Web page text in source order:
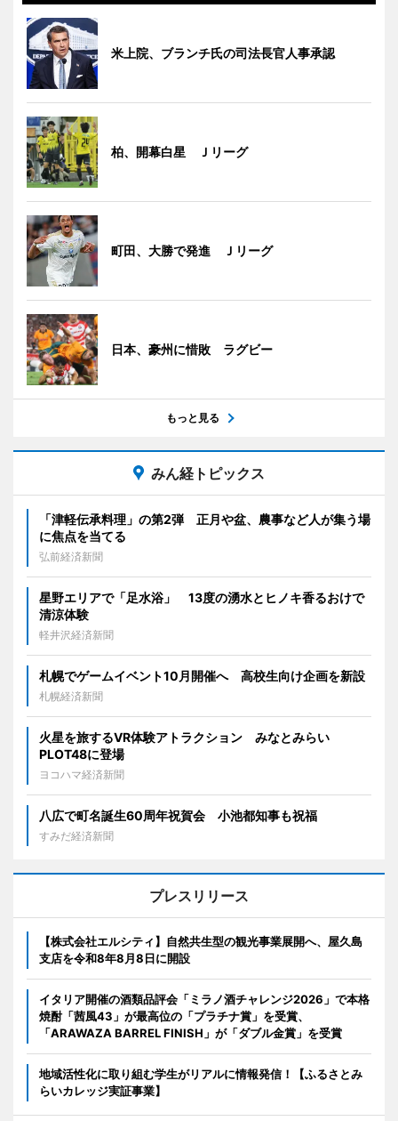
米上院、ブランチ氏の司法長官人事承認
柏、開幕白星 Ｊリーグ
町田、大勝で発進 Ｊリーグ
日本、豪州に惜敗 ラグビー
もっと見る
みん経トピックス
「津軽伝承料理」の第2弾 正月や盆、農事など人が集う場
に焦点を当てる
弘前経済新聞
星野エリアで「足水浴」 13度の湧水とヒノキ香るおけで
清涼体験
軽井沢経済新聞
札幌でゲームイベント10月開催へ 高校生向け企画を新設
札幌経済新聞
火星を旅するVR体験アトラクション みなとみらい
PLOT48に登場
ヨコハマ経済新聞
八広で町名誕生60周年祝賀会 小池都知事も祝福
すみだ経済新聞
プレスリリース
【株式会社エルシティ】自然共生型の観光事業展開へ、屋久島
支店を令和8年8月8日に開設
イタリア開催の酒類品評会「ミラノ酒チャレンジ2026」で本格
焼酎「茜風43」が最高位の「プラチナ賞」を受賞、
「ARAWAZA BARREL FINISH」が「ダブル金賞」を受賞
地域活性化に取り組む学生がリアルに情報発信！【ふるさとみ
らいカレッジ実証事業】